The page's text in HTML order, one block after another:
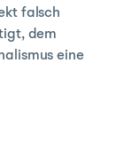
falsch
dem
eine